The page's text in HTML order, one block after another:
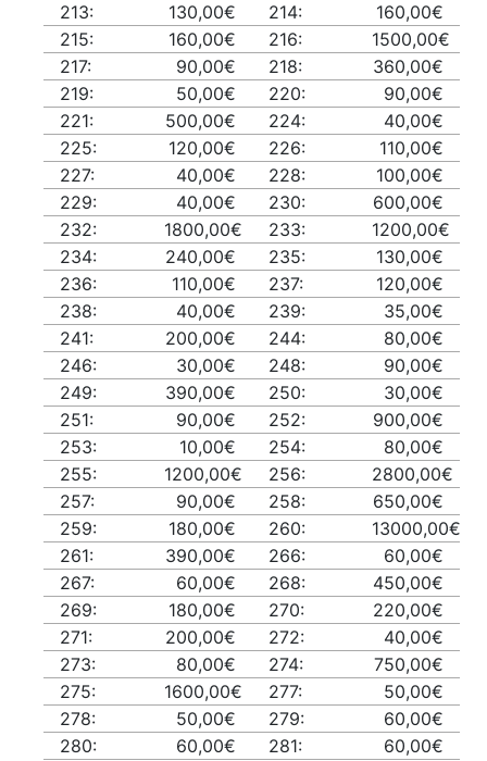
213:
130,00€ 214:
160,00€
215:
160,00€ 216:
1500,00€
217:
90,00€ 218:
360,00€
219:
50,00€ 220:
90,00€
221:
500,00€ 224:
40,00€
225:
120,00€ 226:
110,00€
227:
40,00€ 228:
100,00€
229:
40,00€ 230:
600,00€
232:
1800,00€ 233:
1200,00€
234:
240,00€ 235:
130,00€
236:
110,00€ 237:
120,00€
238:
40,00€ 239:
35,00€
241:
200,00€ 244:
80,00€
246:
30,00€ 248:
90,00€
249:
390,00€ 250:
30,00€
251:
90,00€ 252:
900,00€
253:
10,00€ 254:
80,00€
255:
1200,00€ 256:
2800,00€
257:
90,00€ 258:
650,00€
259:
180,00€ 260:
13000,00€
261:
390,00€ 266:
60,00€
267:
60,00€ 268:
450,00€
269:
180,00€ 270:
220,00€
271:
200,00€ 272:
40,00€
273:
80,00€ 274:
750,00€
275:
1600,00€ 277:
50,00€
278:
50,00€ 279:
60,00€
280:
60,00€ 281:
60,00€